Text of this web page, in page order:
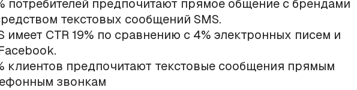
потребителей предпочитают прямое общение с брендами
текстовых сообщений SMS.
имеет CTR 19% по сравнению с 4% электронных писем и
клиентов предпочитают текстовые сообщения прямым
звонкам